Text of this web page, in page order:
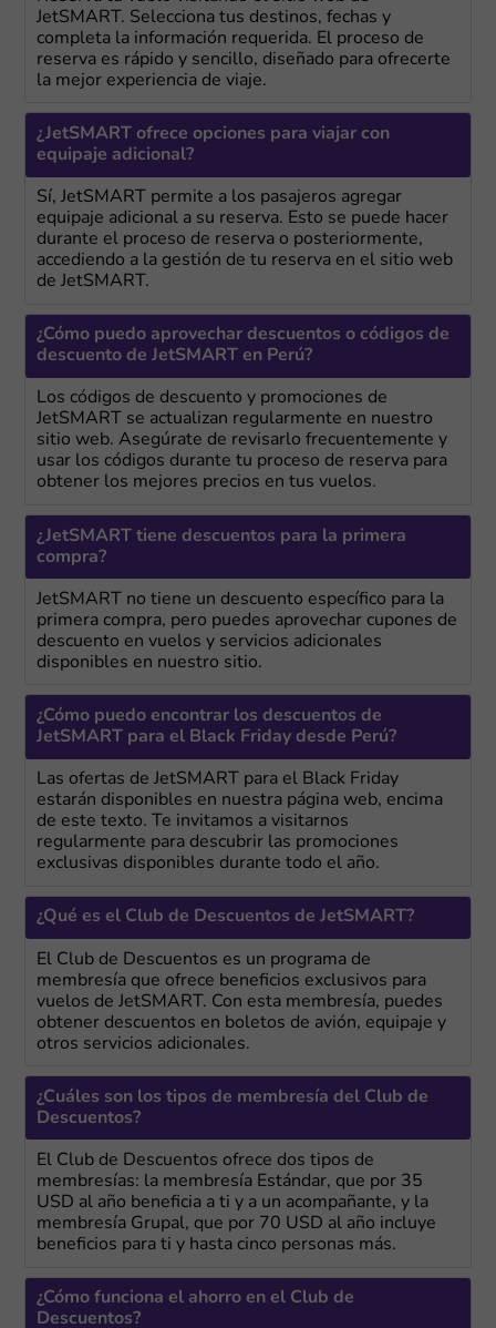
JetSMART. Selecciona tus destinos, fechas y
completa la información requerida. El proceso de
reserva es rápido y sencillo, diseñado para ofrecerte
la mejor experiencia de viaje.
¿JetSMART ofrece opciones para viajar con
equipaje adicional?
Sí, JetSMART permite a los pasajeros agregar
equipaje adicional a su reserva. Esto se puede hacer
durante el proceso de reserva o posteriormente,
accediendo a la gestión de tu reserva en el sitio web
de JetSMART.
¿Cómo puedo aprovechar descuentos o códigos de
descuento de JetSMART en Perú?
Los códigos de descuento y promociones de
JetSMART se actualizan regularmente en nuestro
sitio web. Asegúrate de revisarlo frecuentemente y
usar los códigos durante tu proceso de reserva para
obtener los mejores precios en tus vuelos.
¿JetSMART tiene descuentos para la primera
compra?
JetSMART no tiene un descuento específico para la
primera compra, pero puedes aprovechar cupones de
descuento en vuelos y servicios adicionales
disponibles en nuestro sitio.
¿Cómo puedo encontrar los descuentos de
JetSMART para el Black Friday desde Perú?
Las ofertas de JetSMART para el Black Friday
estarán disponibles en nuestra página web, encima
de este texto. Te invitamos a visitarnos
regularmente para descubrir las promociones
exclusivas disponibles durante todo el año.
¿Qué es el Club de Descuentos de JetSMART?
El Club de Descuentos es un programa de
membresía que ofrece beneficios exclusivos para
vuelos de JetSMART. Con esta membresía, puedes
obtener descuentos en boletos de avión, equipaje y
otros servicios adicionales.
¿Cuáles son los tipos de membresía del Club de
Descuentos?
El Club de Descuentos ofrece dos tipos de
membresías: la membresía Estándar, que por 35
USD al año beneficia a ti y a un acompañante, y la
membresía Grupal, que por 70 USD al año incluye
beneficios para ti y hasta cinco personas más.
¿Cómo funciona el ahorro en el Club de
Descuentos?